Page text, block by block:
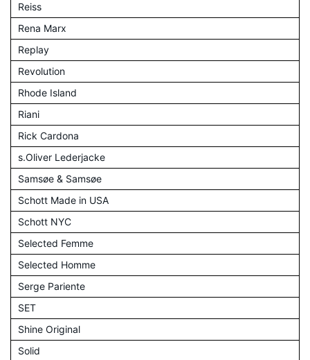
Reiss
Rena Marx
Replay
Revolution
Rhode Island
Riani
Rick Cardona
s.Oliver Lederjacke
Samsøe & Samsøe
Schott Made in USA
Schott NYC
Selected Femme
Selected Homme
Serge Pariente
SET
Shine Original
Solid